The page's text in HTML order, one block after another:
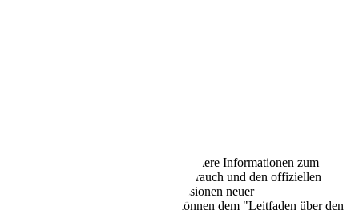
Weitere Informationen zum
offiziellen Kraftstoffverbrauch und den offiziellen
spezifischen CO2-Emissionen neuer
Personenkraftwagen können dem "Leitfaden über den